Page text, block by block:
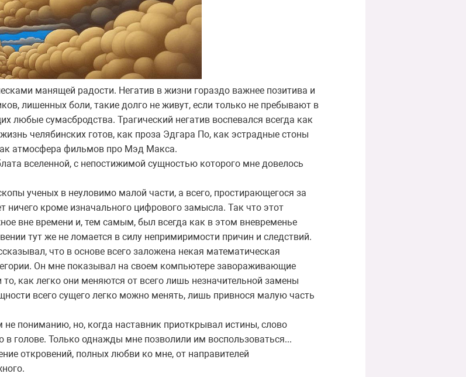
манящей радости. Негатив в жизни гораздо важнее позитива и
лишенных боли, такие долго не живут, если только не пребывают в
любые сумасбродства. Трагический негатив воспевался всегда как
челябинских готов, как проза Эдгара По, как эстрадные стоны
атмосфера фильмов про Мэд Макса.
вселенной, с непостижимой сущностью которого мне довелось
ученых в неуловимо малой части, а всего, простирающегося за
ничего кроме изначального цифрового замысла. Так что этот
вне времени и, тем самым, был всегда как в этом вневременье
тут же не ломается в силу непримиримости причин и следствий.
что в основе всего заложена некая математическая
Он мне показывал на своем компьютере завораживающие
как легко они меняются от всего лишь незначительной замены
всего сущего легко можно менять, лишь привнося малую часть
пониманию, но, когда наставник приоткрывал истины, слово
в голове. Только однажды мне позволили им воспользоваться...
откровений, полных любви ко мне, от направителей